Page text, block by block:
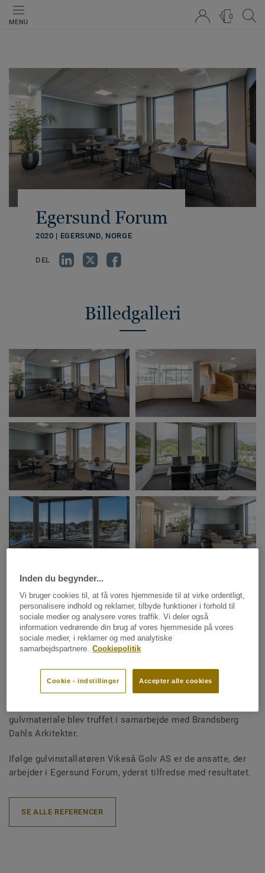
MENU
0
Egersund Forum
2020 | EGERSUND, NORGE
DEL
Billedgalleri
Egersund Forum er en kontorbygning med moderne, lyse og
praktiske kontorlokaler til virksomheder i alle størrelser.
Bygningen var færdigopført i juni 2020 og anses for at være
en af Egersunds mest attraktive arbejdspladser.
Bygningen består af otte etager og i alt 8.000 m2. På et
5.500 m2 stort areal har man monteret Tarketts
gulvmateriale blev truffet i samarbejde med Brandsberg
Dahls Arkitekter.
Ifølge gulvinstallatøren Vikeså Golv AS er de ansatte, der
arbejder i Egersund Forum, yderst tilfredse med resultatet.
SE ALLE REFERENCER
Inden du begynder...
Vi bruger cookies til, at få vores hjemmeside til at virke ordentligt,
personalisere indhold og reklamer, tilbyde funktioner i forhold til
sociale medier og analysere vores traffik. Vi deler også
information vedrørende din brug af vores hjemmeside på vores
sociale medier, i reklamer og med analytiske
samarbejdspartnere. Cookiepolitik
Accepter alle cookies
Cookie - indstillinger